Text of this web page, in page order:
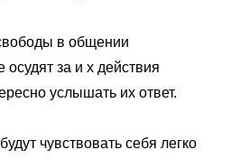
в общении
осудят за и х действия
услышать их ответ.
чувствовать себя легко